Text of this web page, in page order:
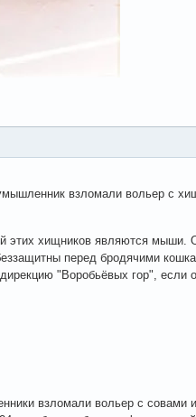
взломали вольер с
этих хищников являются мыши.
перед бродячими
"Воробьёвых гор", если
взломали вольер с совами